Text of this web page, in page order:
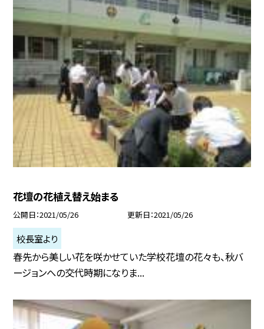
花壇の花植え替え始まる
公開日 2021/05/26 更新日 2021/05/26
校長室より
春先から美しい花を咲かせていた学校花壇の花々も、秋バ
ージョンへの交代時期になりま...